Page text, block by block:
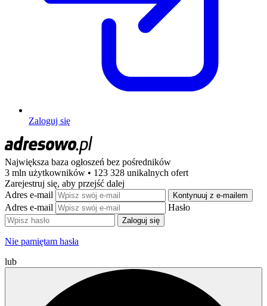
Zaloguj się
Największa baza ogłoszeń bez pośredników
3 mln użytkowników • 123 328 unikalnych ofert
Zarejestruj się, aby przejść dalej
Adres e-mail
Kontynuuj z e-mailem
Adres e-mail Hasło
Zaloguj się
Nie pamiętam hasła
lub